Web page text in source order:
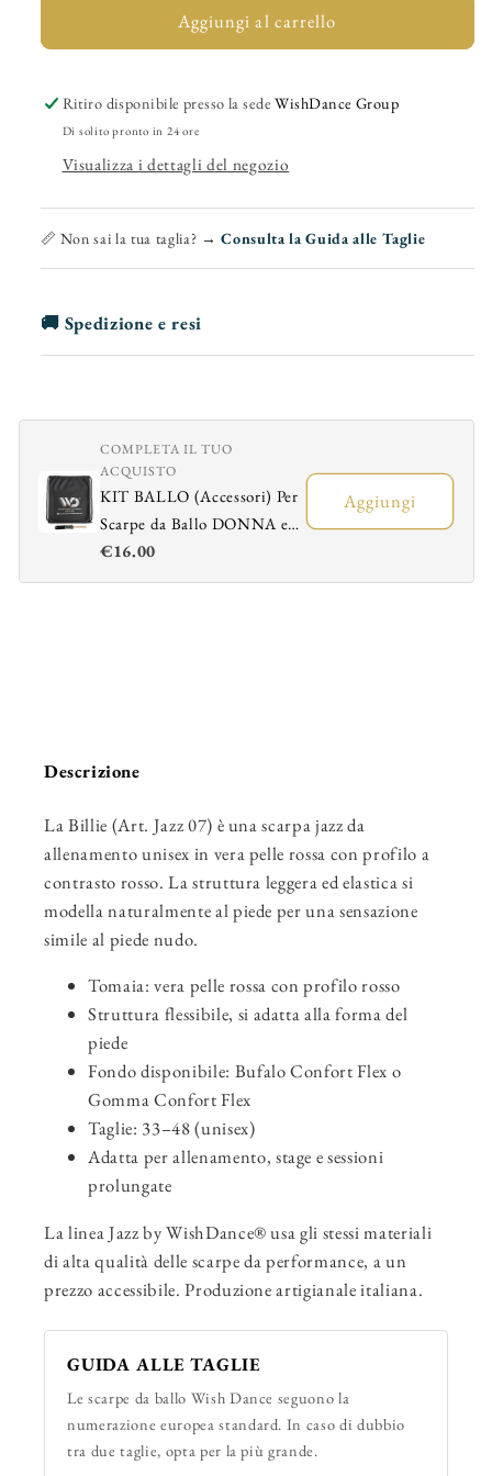
(Jazz
-
Jazz
Allenamento
Rossa
con
Rosso
Billie
(Jazz
-
Jazz
Allenamento
Rossa
con
Rosso
Aggiungi al carrello
Ritiro disponibile presso la sedeWishDance Group
Di solito pronto in 24 ore
Visualizza i dettagli del negozio
📏 Non sai la tua taglia? →Consulta la Guida alle Taglie
🚚 Spedizione e resi
COMPLETA IL TUO
ACQUISTO
KIT BALLO (Accessori) Per
Scarpe da Ballo DONNA e
UOMO - Sacchetto
Portascarpe + Spazzola
€16.00
Aggiungi
Descrizione
La Billie (Art. Jazz 07) è una scarpa jazz da
allenamento unisex in vera pelle rossa con profilo a
contrasto rosso. La struttura leggera ed elastica si
modella naturalmente al piede per una sensazione
simile al piede nudo.
Tomaia: vera pelle rossa con profilo rosso
Struttura flessibile, si adatta alla forma del
piede
Fondo disponibile: Bufalo Confort Flex o
Gomma Confort Flex
Taglie: 33–48 (unisex)
Adatta per allenamento, stage e sessioni
prolungate
La linea Jazz by WishDance® usa gli stessi materiali
di alta qualità delle scarpe da performance, a un
prezzo accessibile. Produzione artigianale italiana.
GUIDA ALLE TAGLIE
Le scarpe da ballo Wish Dance seguono la
numerazione europea standard. In caso di dubbio
tra due taglie, opta per la più grande.